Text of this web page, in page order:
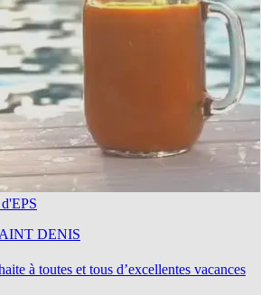
DENIS
à toutes et tous d’excellentes vacances